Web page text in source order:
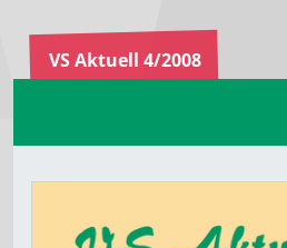
VS Aktuell 4/2008